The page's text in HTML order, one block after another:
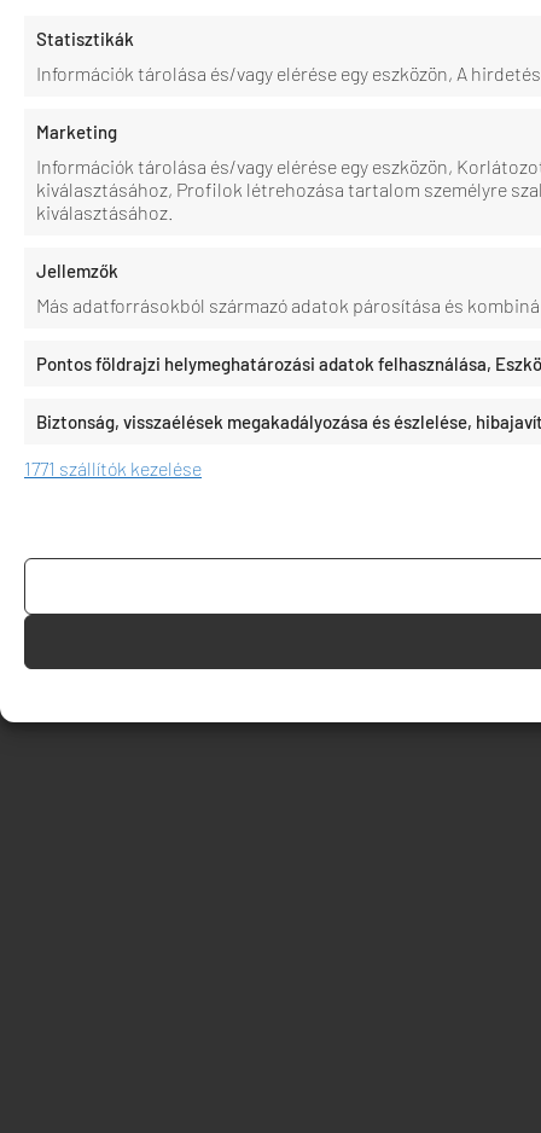
Statisztikák
Információk tárolása és/vagy elérése egy eszközön, A
Marketing
Információk tárolása és/vagy elérése egy eszközön,
kiválasztásához, Profilok létrehozása tartalom személyre
kiválasztásához.
Jellemzők
Más adatforrásokból származó adatok párosítása és
Pontos földrajzi helymeghatározási adatok felhasználása,
Biztonság, visszaélések megakadályozása és észlelése,
1771 szállítók kezelése